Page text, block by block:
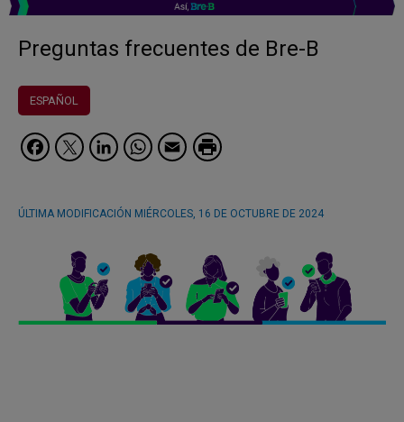
Preguntas frecuentes de Bre-B
ESPAÑOL
Facebook
Twitter
LinkedIn
WhatsApp
Email
ÚLTIMA MODIFICACIÓN MIÉRCOLES, 16 DE OCTUBRE DE 2024